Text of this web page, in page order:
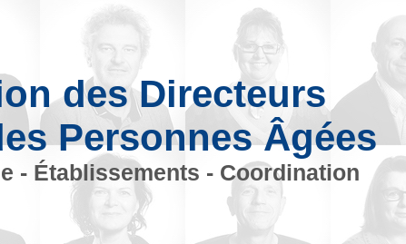
des Directeurs
Personnes Âgées
- Établissements - Coordination